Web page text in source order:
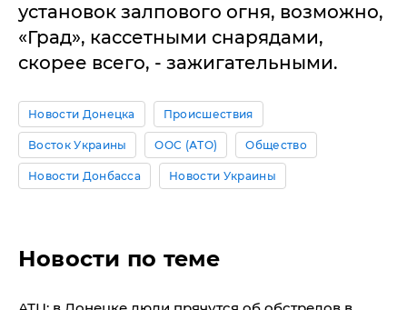
установок залпового огня, возможно,
«Град», кассетными снарядами,
скорее всего, - зажигательными.
Новости Донецка Происшествия
Восток Украины ООС (АТО) Общество
Новости Донбасса Новости Украины
Новости по теме